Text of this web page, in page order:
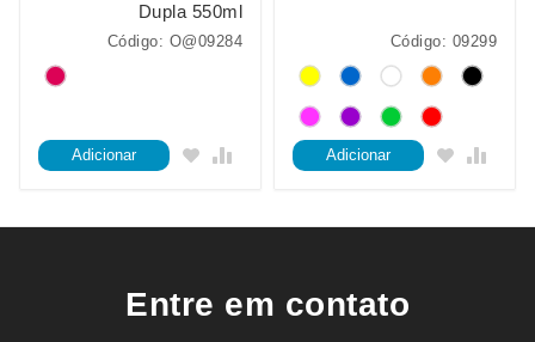
Dupla 550ml
Código: O@09284
Adicionar
Código: 09299
Adicionar
Entre em contato